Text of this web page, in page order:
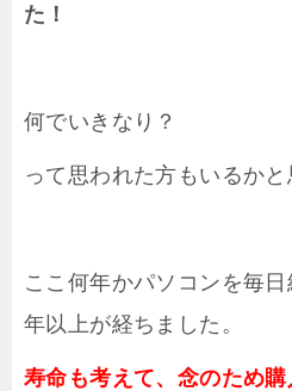
た！
何でいきなり？
って思われた方もいるかと
ここ何年かパソコンを毎
年以上が経ちました。
寿命も考えて、念のため購